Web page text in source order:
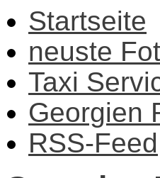
Startseite
neuste
Taxi
Georgien
RSS-Feed